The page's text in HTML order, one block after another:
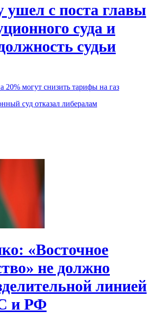
с поста главы
суда и
судьи
20% могут снизить тарифы на газ
суд отказал либералам
«Восточное
не должно
линией
и РФ